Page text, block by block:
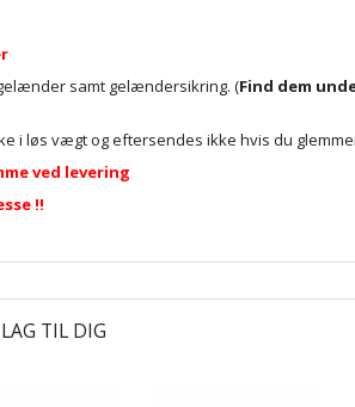
samt gelændersikring. (Find dem
i løs vægt og eftersendes ikke hvis du
ved levering
!!
TIL DIG